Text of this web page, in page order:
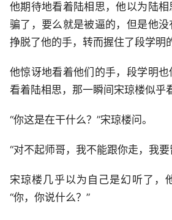
他期待地看着陆相思，他以为陆
骗了，要么就是被逼的，但是他
挣脱了他的手，转而握住了段学明
他惊讶地看着他们的手，段学明
看着陆相思，那一瞬间宋琼楼似乎
“你这是在干什么？”宋琼楼问。
“对不起师哥，我不能跟你走，我要
宋琼楼几乎以为自己是幻听了，
“你，你说什么？”